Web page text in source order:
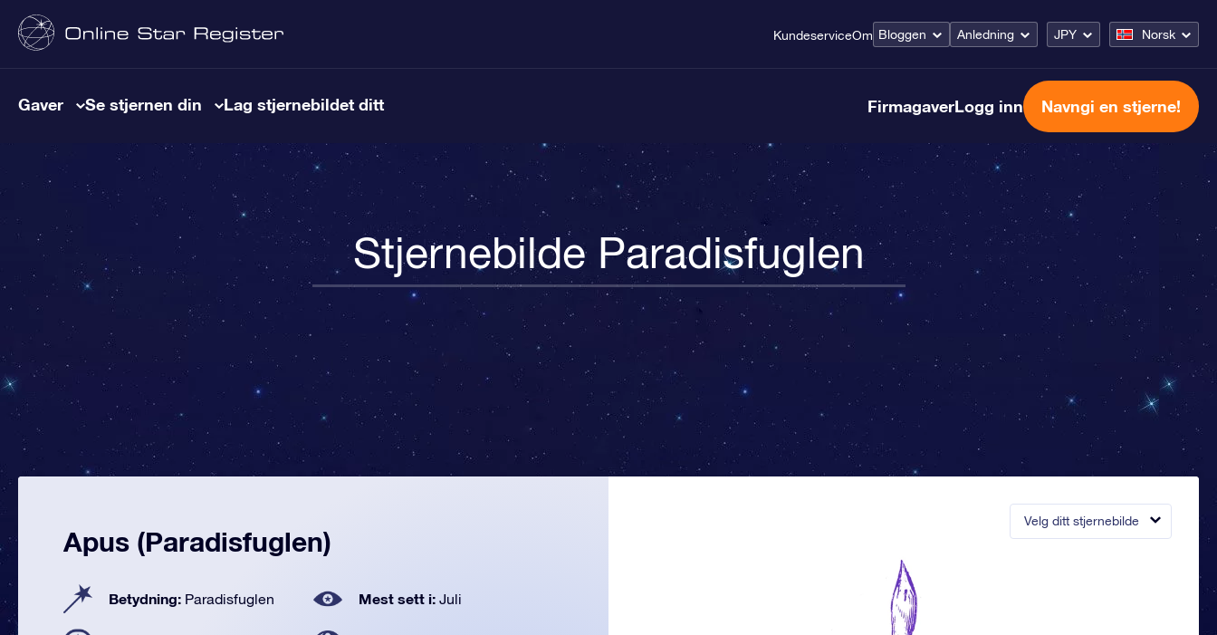
KundeserviceOm Bloggen Anledning JPY Norsk
Gaver Se stjernen din Lag stjernebildet ditt FirmagaverLogg inn Navngi en stjerne!
Stjernebilde Paradisfuglen
Velg ditt stjernebilde
Apus (Paradisfuglen)
Betydning: Paradisfuglen Mest sett i: Juli